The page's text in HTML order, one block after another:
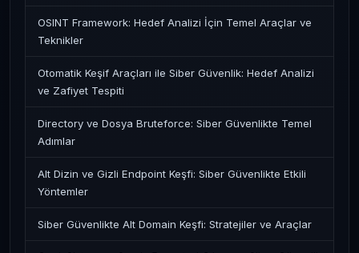
OSINT Framework: Hedef Analizi İçin Temel Araçlar ve
Teknikler
Otomatik Keşif Araçları ile Siber Güvenlik: Hedef Analizi
ve Zafiyet Tespiti
Directory ve Dosya Bruteforce: Siber Güvenlikte Temel
Adımlar
Alt Dizin ve Gizli Endpoint Keşfi: Siber Güvenlikte Etkili
Yöntemler
Siber Güvenlikte Alt Domain Keşfi: Stratejiler ve Araçlar